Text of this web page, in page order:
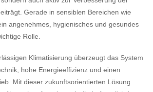
Gerade in sensiblen Bereichen wie
angenehmes, hygienisches und gesundes
Rolle.
Klimatisierung überzeugt das System
hohe Energieeffizienz und einen
Mit dieser zukunftsorientierten Lösung